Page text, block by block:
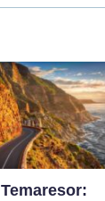
Temaresor: